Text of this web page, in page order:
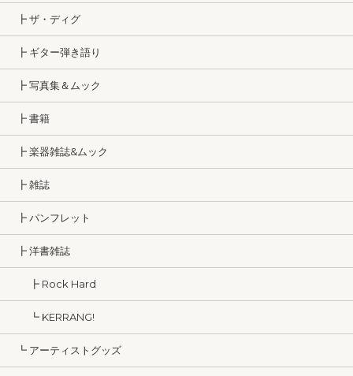
┣ ザ・ディグ
┣ ギター弾き語り
┣ 写真集＆ムック
┣ 書籍
┣ 楽器雑誌&ムック
┣ 雑誌
┣ パンフレット
┣ 洋書雑誌
┣ Rock Hard
┗ KERRANG!
┗ アーティストグッズ